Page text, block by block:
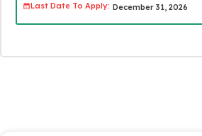
Last Date To Apply: December 31, 2026